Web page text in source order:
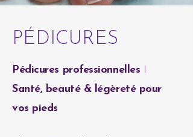
PÉDICURES
Pédicures professionnelles I
Santé, beauté & légèreté pour
vos pieds